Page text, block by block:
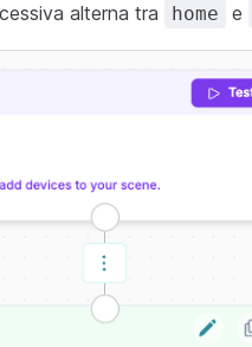
alterna tra
home e